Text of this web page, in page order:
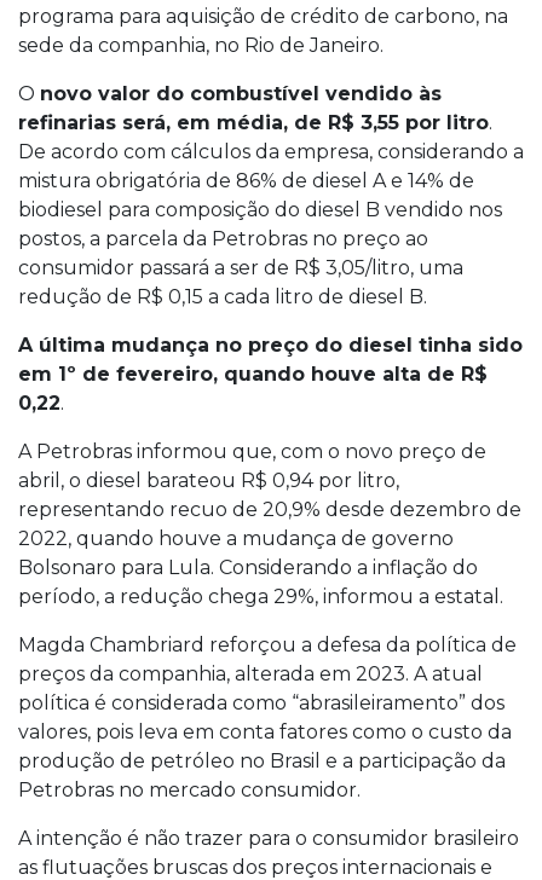
programa para aquisição de crédito de carbono, na
sede da companhia, no Rio de Janeiro.
O novo valor do combustível vendido às
refinarias será, em média, de R$ 3,55 por litro.
De acordo com cálculos da empresa, considerando a
mistura obrigatória de 86% de diesel A e 14% de
biodiesel para composição do diesel B vendido nos
postos, a parcela da Petrobras no preço ao
consumidor passará a ser de R$ 3,05/litro, uma
redução de R$ 0,15 a cada litro de diesel B.
A última mudança no preço do diesel tinha sido
em 1º de fevereiro, quando houve alta de R$
0,22.
A Petrobras informou que, com o novo preço de
abril, o diesel barateou R$ 0,94 por litro,
representando recuo de 20,9% desde dezembro de
2022, quando houve a mudança de governo
Bolsonaro para Lula. Considerando a inflação do
período, a redução chega 29%, informou a estatal.
Magda Chambriard reforçou a defesa da política de
preços da companhia, alterada em 2023. A atual
política é considerada como “abrasileiramento” dos
valores, pois leva em conta fatores como o custo da
produção de petróleo no Brasil e a participação da
Petrobras no mercado consumidor.
A intenção é não trazer para o consumidor brasileiro
as flutuações bruscas dos preços internacionais e